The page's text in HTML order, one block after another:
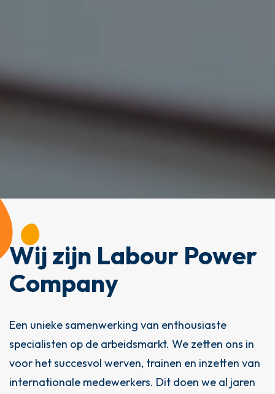
Wij zijn Labour Power
Company
Een unieke samenwerking van enthousiaste
specialisten op de arbeidsmarkt. We zetten ons in
voor het succesvol werven, trainen en inzetten van
internationale medewerkers. Dit doen we al jaren